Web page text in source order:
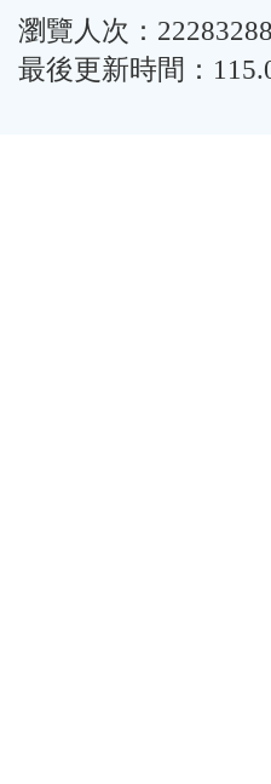
瀏覽人次：22283288
最後更新時間：